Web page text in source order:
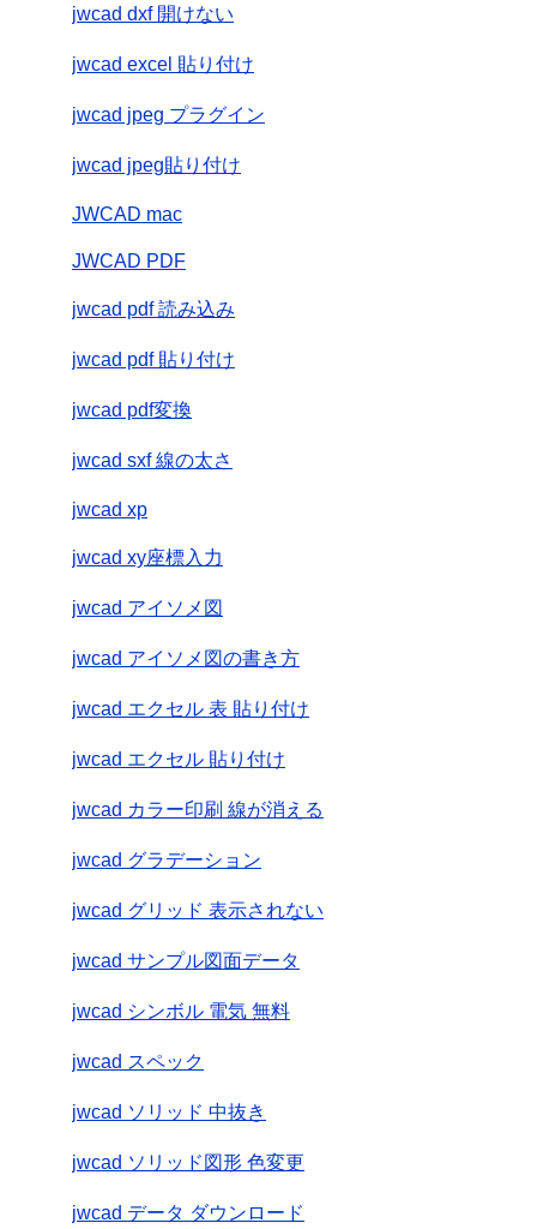
jwcad dxf 開けない
jwcad excel 貼り付け
jwcad jpeg プラグイン
jwcad jpeg貼り付け
JWCAD mac
JWCAD PDF
jwcad pdf 読み込み
jwcad pdf 貼り付け
jwcad pdf変換
jwcad sxf 線の太さ
jwcad xp
jwcad xy座標入力
jwcad アイソメ図
jwcad アイソメ図の書き方
jwcad エクセル 表 貼り付け
jwcad エクセル 貼り付け
jwcad カラー印刷 線が消える
jwcad グラデーション
jwcad グリッド 表示されない
jwcad サンプル図面データ
jwcad シンボル 電気 無料
jwcad スペック
jwcad ソリッド 中抜き
jwcad ソリッド図形 色変更
jwcad データ ダウンロード